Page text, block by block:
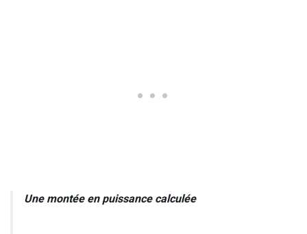
Une montée en puissance calculée